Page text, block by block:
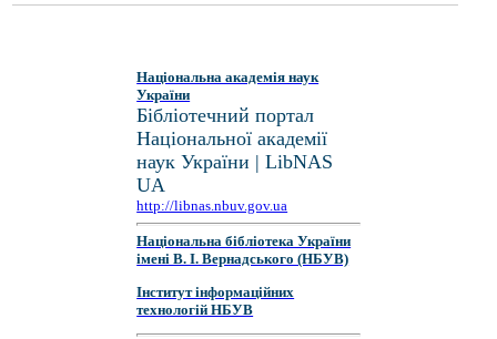
Національна академія наук
України
Бібліотечний портал
Національної академії
наук України | LibNAS
UA
http://libnas.nbuv.gov.ua
Національна бібліотека України
імені В. І. Вернадського (НБУВ)
Інститут інформаційних
технологій НБУВ